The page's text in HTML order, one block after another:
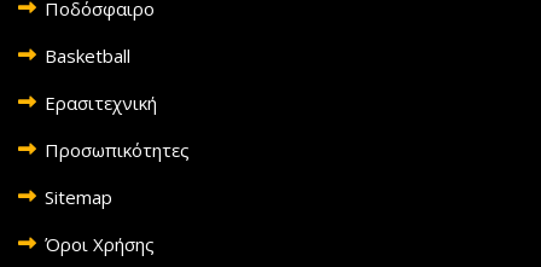
Ποδόσφαιρο
Basketball
Ερασιτεχνική
Προσωπικότητες
Sitemap
Όροι Χρήσης